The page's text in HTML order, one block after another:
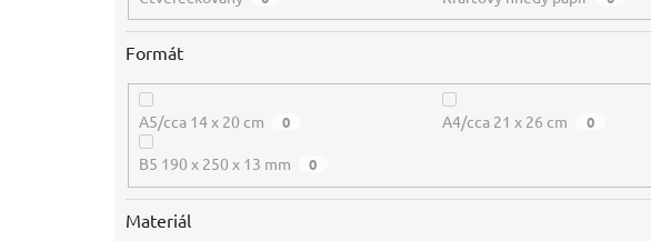
Formát
A5/cca 14 x 20 cm 0 A4/cca 21 x 26 cm 0
B5 190 x 250 x 13 mm 0
Materiál